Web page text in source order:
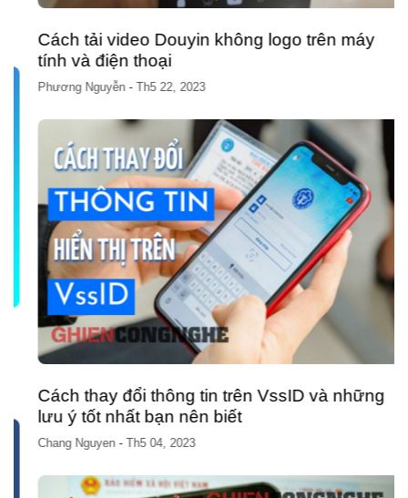
Cách tải video Douyin không logo trên máy
tính và điện thoại
Phương Nguyễn-Th5 22, 2023
Cách thay đổi thông tin trên VssID và những
lưu ý tốt nhất bạn nên biết
Chang Nguyen-Th5 04, 2023